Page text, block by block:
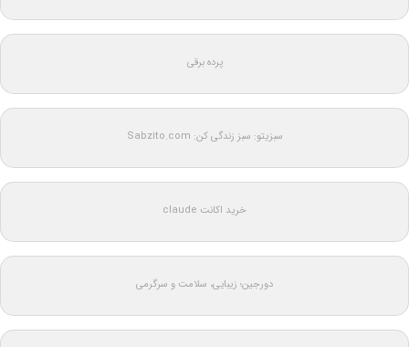
پرده برقی
سبزیتو: سبز زندگی کن: Sabzito.com
خرید اکانت claude
دورجین؛ زیبایی، سلامت و سرگرمی